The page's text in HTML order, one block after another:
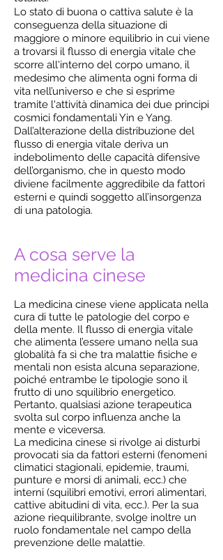
Lo stato di buona o cattiva salute è la
conseguenza della situazione di
maggiore o minore equilibrio in cui viene
a trovarsi il flusso di energia vitale che
scorre all'interno del corpo umano, il
medesimo che alimenta ogni forma di
vita nell’universo e che si esprime
tramite l'attività dinamica dei due principi
cosmici fondamentali Yin e Yang.
Dall’alterazione della distribuzione del
flusso di energia vitale deriva un
indebolimento delle capacità difensive
dell’organismo, che in questo modo
diviene facilmente aggredibile da fattori
esterni e quindi soggetto all’insorgenza
di una patologia.
A cosa serve la
medicina cinese
La medicina cinese viene applicata nella
cura di tutte le patologie del corpo e
della mente. Il flusso di energia vitale
che alimenta l’essere umano nella sua
globalità fa sì che tra malattie fisiche e
mentali non esista alcuna separazione,
poiché entrambe le tipologie sono il
frutto di uno squilibrio energetico.
Pertanto, qualsiasi azione terapeutica
svolta sul corpo influenza anche la
mente e viceversa.
La medicina cinese si rivolge ai disturbi
provocati sia da fattori esterni (fenomeni
climatici stagionali, epidemie, traumi,
punture e morsi di animali, ecc.) che
interni (squilibri emotivi, errori alimentari,
cattive abitudini di vita, ecc.). Per la sua
azione riequilibrante, svolge inoltre un
ruolo fondamentale nel campo della
prevenzione delle malattie.